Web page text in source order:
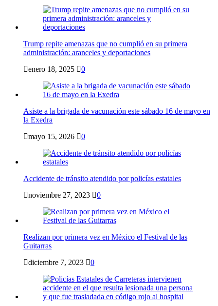
Trump repite amenazas que no cumplió en su primera
administración: aranceles y deportaciones
enero 18, 2025
0
Asiste a la brigada de vacunación este sábado 16 de mayo en
la Exedra
mayo 15, 2026
0
Accidente de tránsito atendido por policías estatales
noviembre 27, 2023
0
Realizan por primera vez en México el Festival de las
Guitarras
diciembre 7, 2023
0